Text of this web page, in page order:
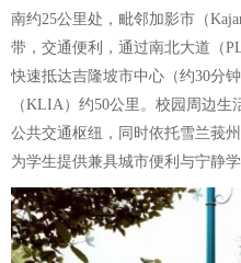
南约25公里处，毗邻加影市（
带，交通便利，通过南北大道（
快速抵达吉隆坡市中心（约30分
（KLIA）约50公里。校园周边
公共交通枢纽，同时依托雪兰莪
为学生提供兼具城市便利与宁静